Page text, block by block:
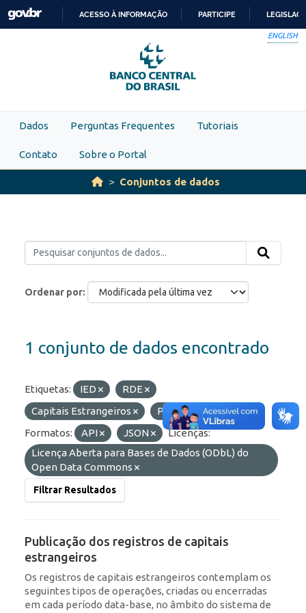
Skip to main content
PARA
O
CONTEÚDO
ACESSO À INFORMAÇÃO PARTICIPE
ENGLISH
Dados Perguntas Frequentes Tutoriais
Contato Sobre o Portal
Conjuntos de dados
Ordenar por
1 conjunto de dados encontrado
Etiquetas: IED
RDE
Capitais Estrangeiros
Portfólio
ROF
Formatos:
API JSON
Licenças:
Licença Aberta para Bases de Dados (ODbL) do
Open Data Commons
Filtrar Resultados
Publicação dos registros de capitais
estrangeiros
Os registros de capitais estrangeiros contemplam os
seguintes tipos de operações, criadas ou encerradas
em cada período data-base, no âmbito do sistema de